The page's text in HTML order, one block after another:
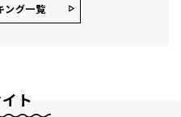
ング⼀覧
ト